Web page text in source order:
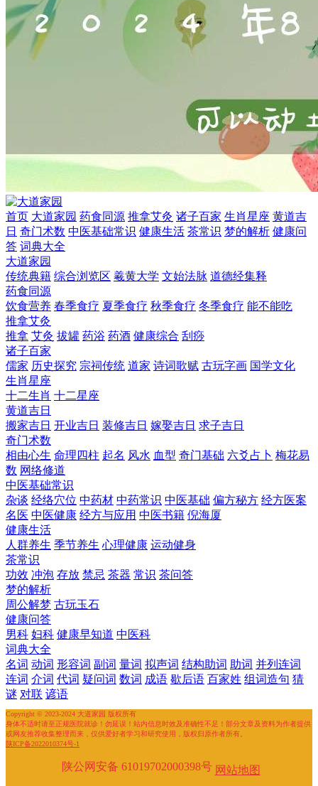
首页 大道家园 药食同源 推拿艾灸 诸子百家 生肖星座 黄道吉
日 奇门术数 中医基础常识 健康生活 茶常识 梦的解析 健康问
答 词典大全
大道家园
传统典籍 综合浏览区 羲黄大学 文始法脉 道德经集释
药食同源
饮食营养 春季食疗 夏季食疗 秋季食疗 冬季食疗 能不能吃
推拿艾灸
推拿 艾灸 拔罐 药浴 药酒 健康综合 刮痧
诸子百家
儒家 历史探究 宗祠传统 道家 诗词歌赋 古玩字画 国学文化
生肖星座
十二生肖 十二星座
黄道吉日
搬家吉日 开业吉日 装修吉日 嫁娶吉日 求子吉日
奇门术数
相由心生 命理四柱 起名 风水 血型 奇门基础 六爻占卜 梅花易
数 网络修道
中医基础常识
杂谈 经络穴位 中药材 中药常识 中医基础 偏方秘方 经方医案
名医 中医健康 经方与应用 中医书籍 倪海厦
健康生活
人群养生 季节养生 心理健康 运动健身
茶常识
功效 冲泡 存放 禁忌 茶器 常识 茶问答
梦的解析
周公解梦 古玩玉石
健康问答
男科 妇科 健康早知道 中医科
词典大全
名词 动词 形容词 副词 量词 拟声词 结构助词 助词 并列连词
连词 介词 代词 疑问词 数词 成语 歇后语 百家姓 组词造句 猜
谜 对联 谚语
Copyright © 2023-2024 大道家园 版权所有
身体不适时请至正规医院就诊！勿延误！站内信息时效及准确性不足！部分文章及资料为作者提供
或网友推荐收集整理而来，仅供爱好者学习和研究使用，版权归原作者所有。
陕ICP备2022010374号-1
陕公网安备 61019702000398号 网站地图